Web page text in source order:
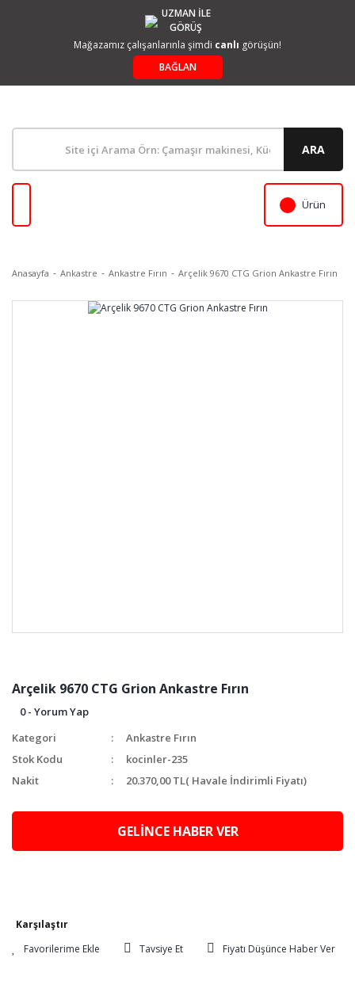
UZMAN İLE
GÖRÜŞ
Mağazamız çalışanlarınla şimdi canlı görüşün!
BAĞLAN
ARA
Ürün
Anasayfa Ankastre Ankastre Fırın Arçelik 9670 CTG Grion Ankastre Fırın
Arçelik 9670 CTG Grion Ankastre Fırın
0 - Yorum Yap
Kategori
Ankastre Fırın
Stok Kodu
kocinler-235
Nakit
20.370,00 TL( Havale İndirimli Fiyatı)
GELİNCE HABER VER
Karşılaştır
Tavsiye Et
Fiyatı Düşünce Haber Ver